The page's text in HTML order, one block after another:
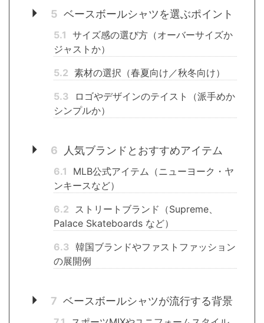
5 ベースボールシャツを選ぶポイント
5.1 サイズ感の選び方（オーバーサイズか
ジャストか）
5.2 素材の選択（春夏向け／秋冬向け）
5.3
ロゴやデザインのテイスト（派手めか
シンプルか）
6 人気ブランドとおすすめアイテム
6.1
MLB公式アイテム（ニューヨーク・ヤ
ンキースなど）
6.2 ストリートブランド（Supreme、
Palace Skateboards など）
6.3 韓国ブランドやファストファッション
の展開例
7 ベースボールシャツが流行する背景